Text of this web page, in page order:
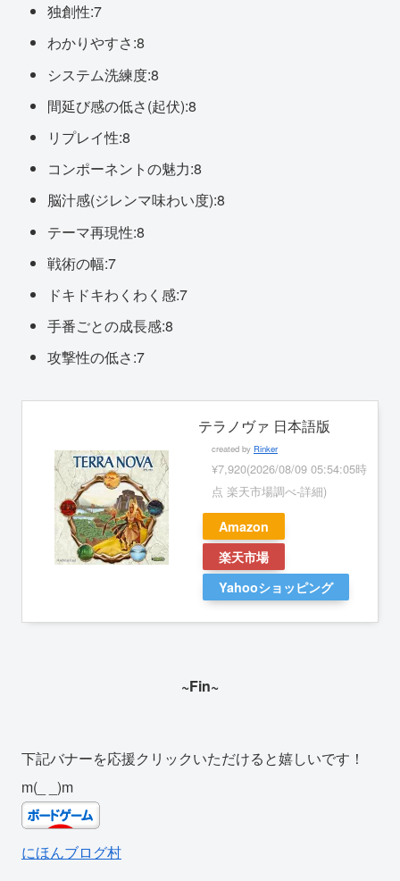
独創性:7
わかりやすさ:8
システム洗練度:8
間延び感の低さ(起伏):8
リプレイ性:8
コンポーネントの魅力:8
脳汁感(ジレンマ味わい度):8
テーマ再現性:8
戦術の幅:7
ドキドキわくわく感:7
手番ごとの成長感:8
攻撃性の低さ:7
テラノヴァ 日本語版
created by Rinker
¥7,920(2026/08/09 05:54:05時
点 楽天市場調べ-詳細)
Amazon
楽天市場
Yahooショッピング
~Fin~
下記バナーを応援クリックいただけると嬉しいです！
m(_ _)m
にほんブログ村